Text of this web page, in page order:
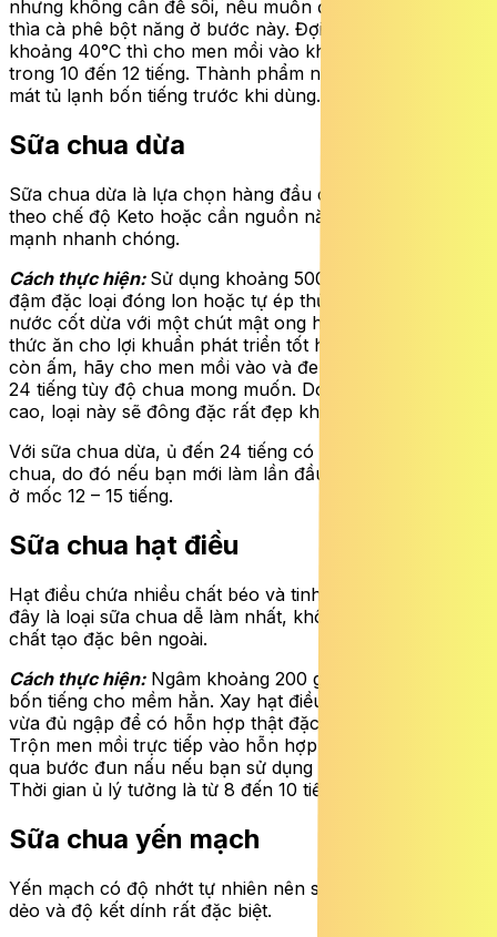
nhưng không cần để sôi, nếu muốn đặc hãy hòa thêm 1
thìa cà phê bột năng ở bước này. Đợi sữa nguội còn
khoảng 40°C thì cho men mồi vào khuấy đều và đem ủ
trong 10 đến 12 tiếng. Thành phẩm nên được để ngăn
mát tủ lạnh bốn tiếng trước khi dùng.
Sữa chua dừa
Sữa chua dừa là lựa chọn hàng đầu cho những người
theo chế độ Keto hoặc cần nguồn năng lượng lành
mạnh nhanh chóng.
Cách thực hiện: Sử dụng khoảng 500 ml nước cốt dừa
đậm đặc loại đóng lon hoặc tự ép thủ công. Đun nhẹ
nước cốt dừa với một chút mật ong hoặc đường để làm
thức ăn cho lợi khuẩn phát triển tốt hơn. Khi hỗn hợp
còn ấm, hãy cho men mồi vào và đem ủ trong 12 đến
24 tiếng tùy độ chua mong muốn. Do hàm lượng béo
cao, loại này sẽ đông đặc rất đẹp khi được làm lạnh.
Với sữa chua dừa, ủ đến 24 tiếng có thể khiến sữa rất
chua, do đó nếu bạn mới làm lần đầu, hãy kiểm tra thử
ở mốc 12 – 15 tiếng.
Sữa chua hạt điều
Hạt điều chứa nhiều chất béo và tinh bột tự nhiên nên
đây là loại sữa chua dễ làm nhất, không cần dùng thêm
chất tạo đặc bên ngoài.
Cách thực hiện:Ngâm khoảng 200 g hạt điều tươi trong
bốn tiếng cho mềm hẳn. Xay hạt điều với lượng nước
vừa đủ ngập để có hỗn hợp thật đặc mịn và đồng nhất.
Trộn men mồi trực tiếp vào hỗn hợp này mà không cần
qua bước đun nấu nếu bạn sử dụng nước lọc tinh khiết.
Thời gian ủ lý tưởng là từ 8 đến 10 tiếng.
Sữa chua yến mạch
Yến mạch có độ nhớt tự nhiên nên sữa chua sẽ có độ
dẻo và độ kết dính rất đặc biệt.